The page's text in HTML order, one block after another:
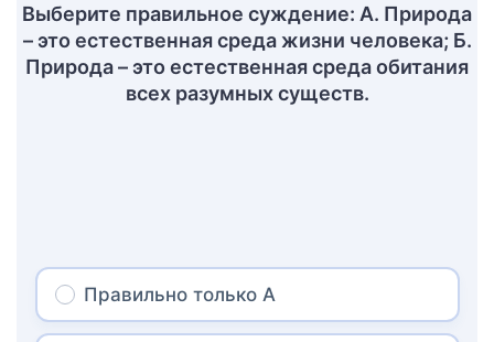
Выберите правильное суждение: А. Природа
– это естественная среда жизни человека; Б.
Природа – это естественная среда обитания
всех разумных существ.
Правильно только А